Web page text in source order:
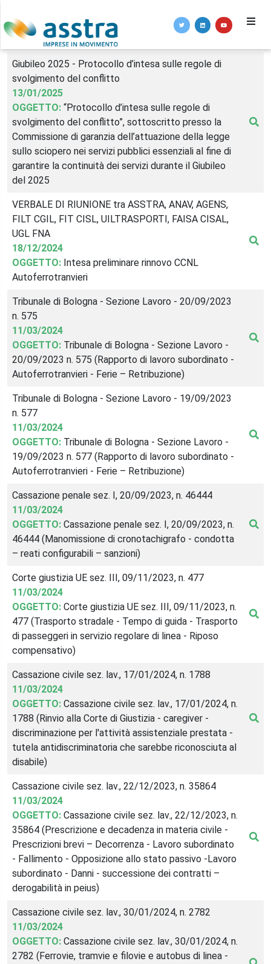
Giubileo 2025 - Protocollo d’intesa sulle regole di
svolgimento del conflitto
13/01/2025
OGGETTO: “Protocollo d’intesa sulle regole di
svolgimento del conflitto”, sottoscritto presso la
Commissione di garanzia dell’attuazione della legge
sullo sciopero nei servizi pubblici essenziali al fine di
garantire la continuità dei servizi durante il Giubileo
del 2025
VERBALE DI RIUNIONE tra ASSTRA, ANAV, AGENS,
FILT CGIL, FIT CISL, UILTRASPORTI, FAISA CISAL,
UGL FNA
18/12/2024
OGGETTO: Intesa preliminare rinnovo CCNL
Autoferrotranvieri
Tribunale di Bologna - Sezione Lavoro - 20/09/2023
n. 575
11/03/2024
OGGETTO: Tribunale di Bologna - Sezione Lavoro -
20/09/2023 n. 575 (Rapporto di lavoro subordinato -
Autoferrotranvieri - Ferie – Retribuzione)
Tribunale di Bologna - Sezione Lavoro - 19/09/2023
n. 577
11/03/2024
OGGETTO: Tribunale di Bologna - Sezione Lavoro -
19/09/2023 n. 577 (Rapporto di lavoro subordinato -
Autoferrotranvieri - Ferie – Retribuzione)
Cassazione penale sez. I, 20/09/2023, n. 46444
11/03/2024
OGGETTO: Cassazione penale sez. I, 20/09/2023, n.
46444 (Manomissione di cronotachigrafo - condotta
– reati configurabili – sanzioni)
Corte giustizia UE sez. III, 09/11/2023, n. 477
11/03/2024
OGGETTO: Corte giustizia UE sez. III, 09/11/2023, n.
477 (Trasporto stradale - Tempo di guida - Trasporto
di passeggeri in servizio regolare di linea - Riposo
compensativo)
Cassazione civile sez. lav., 17/01/2024, n. 1788
11/03/2024
OGGETTO: Cassazione civile sez. lav., 17/01/2024, n.
1788 (Rinvio alla Corte di Giustizia - caregiver -
discriminazione per l'attività assistenziale prestata -
tutela antidiscriminatoria che sarebbe riconosciuta al
disabile)
Cassazione civile sez. lav., 22/12/2023, n. 35864
11/03/2024
OGGETTO: Cassazione civile sez. lav., 22/12/2023, n.
35864 (Prescrizione e decadenza in materia civile -
Prescrizioni brevi – Decorrenza - Lavoro subordinato
- Fallimento - Opposizione allo stato passivo -Lavoro
subordinato - Danni - successione dei contratti –
derogabilità in peius)
Cassazione civile sez. lav., 30/01/2024, n. 2782
11/03/2024
OGGETTO: Cassazione civile sez. lav., 30/01/2024, n.
2782 (Ferrovie, tramvie e filovie e autobus di linea -